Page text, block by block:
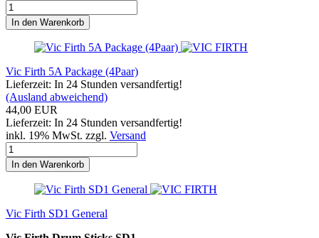
In den Warenkorb
Vic Firth 5A Package (4Paar)
Lieferzeit: In 24 Stunden versandfertig!
(Ausland abweichend)
44,00 EUR
Lieferzeit: In 24 Stunden versandfertig!
inkl. 19% MwSt. zzgl. Versand
In den Warenkorb
Vic Firth SD1 General